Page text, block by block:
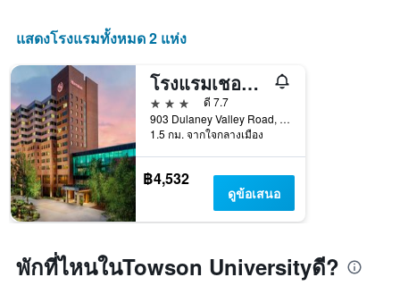
แสดงโรงแรมทั้งหมด 2 แห่ง
โรงแรมเชอราตัน บัลติมอร์นอร์ท
3 ดาว
ดี 7.7
903 Dulaney Valley Road, ทาวซัน, MD, สหรัฐอเมริกา
1.5 กม. จากใจกลางเมือง
฿4,532
ดูข้อเสนอ
พักที่ไหนในTowson Universityดี?